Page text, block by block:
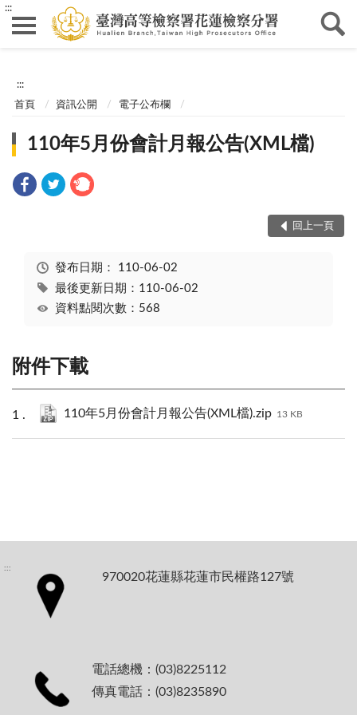
:::
:::
首頁 資訊公開 電子公布欄
110年5月份會計月報公告(XML檔)
回上一頁
發布日期： 110-06-02
最後更新日期：110-06-02
資料點閱次數：568
附件下載
110年5月份會計月報公告(XML檔).zip 13 KB
:::
970020花蓮縣花蓮市民權路127號
電話總機：(03)8225112
傳真電話：(03)8235890